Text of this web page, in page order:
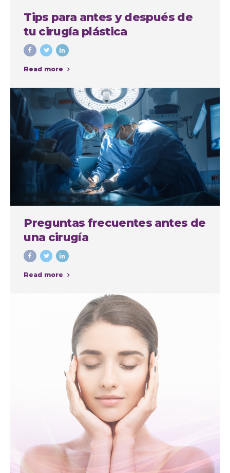
Tips para antes y después de
tu cirugía plástica
Read more
Preguntas frecuentes antes de
una cirugía
Read more